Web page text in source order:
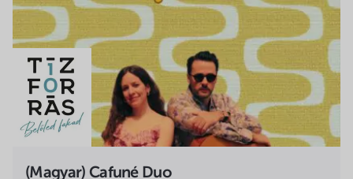
(Magyar) Cafuné Duo